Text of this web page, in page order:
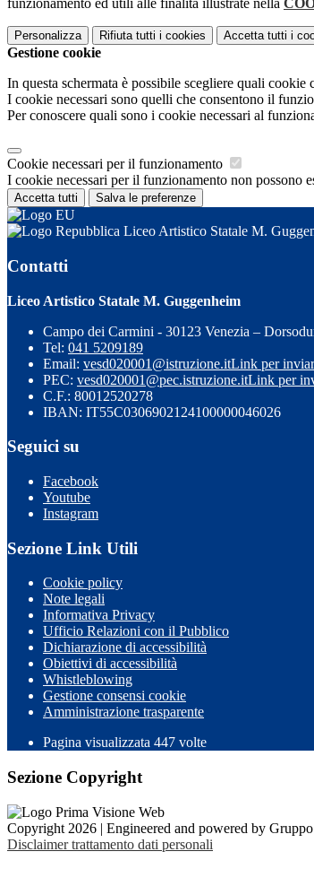
funzionamento ed utili alle finalità illustrate nella
Personalizza Rifiuta tutti i cookies Accetta tutti i
Gestione cookie
In questa schermata è possibile scegliere quali cookie
I cookie necessari sono quelli che consentono il
Per conoscere quali sono i cookie necessari al
Cookie necessari per il funzionamento
I cookie necessari per il funzionamento non possono
Accetta tutti Salva le preferenze
Liceo Artistico Statale M.
Contatti
Liceo Artistico Statale M. Guggenheim
Campo dei Carmini - 30123 Venezia –
Tel: 041 5209189
Email: vesd020001@istruzione.itLink per
PEC: vesd020001@pec.istruzione.itLink per
C.F.: 80012520278
IBAN: IT55C0306902124100000046026
Seguici su
Facebook
Youtube
Instagram
Sezione Link Utili
Cookie policy
Note legali
Informativa Privacy
Ufficio Relazioni con il Pubblico
Dichiarazione di accessibilità
Obiettivi di accessibilità
Whistleblowing
Gestione consensi cookie
Amministrazione trasparente
Pagina visualizzata 447 volte
Sezione Copyright
Copyright 2026 | Engineered and powered by
Disclaimer trattamento dati personali